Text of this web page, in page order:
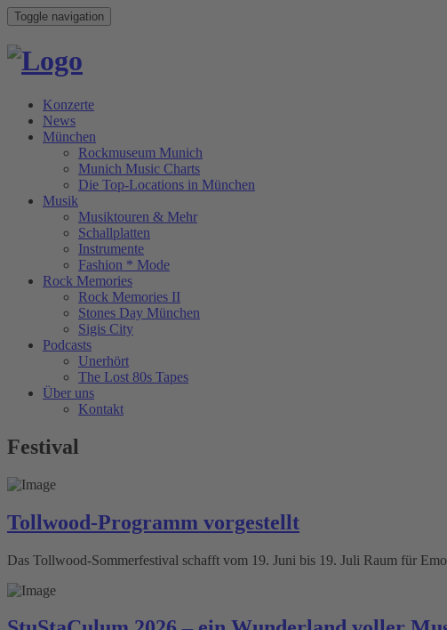
Toggle navigation
Konzerte
News
München
Rockmuseum Munich
Munich Music Charts
Die Top-Locations in München
Musik
Musiktouren & Mehr
Schallplatten
Instrumente
Fashion * Mode
Rock Memories
Rock Memories II
Stones Day München
Sigis City
Podcasts
Unerhört
The Lost 80s Tapes
Über uns
Kontakt
Festival
Tollwood-Programm vorgestellt
Das Tollwood-Sommerfestival schafft vom 19. Juni bis 19. Juli Raum für